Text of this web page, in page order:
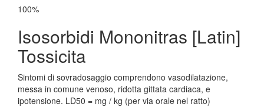
100%
Isosorbidi Mononitras [Latin]
Tossicita
Sintomi di sovradosaggio comprendono vasodilatazione,
messa in comune venoso, ridotta gittata cardiaca, e
ipotensione. LD50 = mg / kg (per via orale nel ratto)